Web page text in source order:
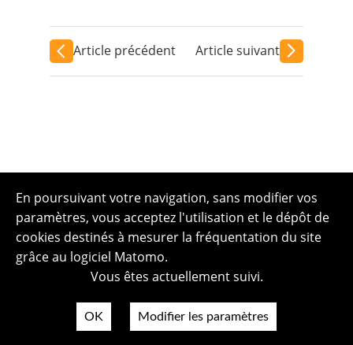
Article précédent Article suivant
En poursuivant votre navigation, sans modifier vos
paramètres, vous acceptez l'utilisation et le dépôt de
cookies destinés à mesurer la fréquentation du site
grâce au logiciel Matomo.
Vous êtes actuellement suivi.
OK Modifier les paramètres